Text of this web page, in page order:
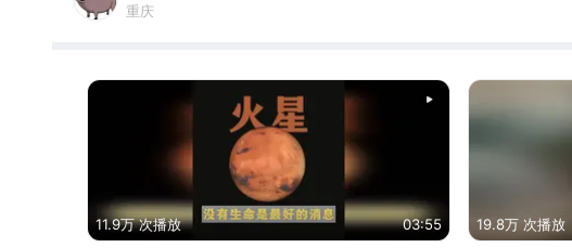
重庆
11.9万 次播放 03:55 19.8万 次播放